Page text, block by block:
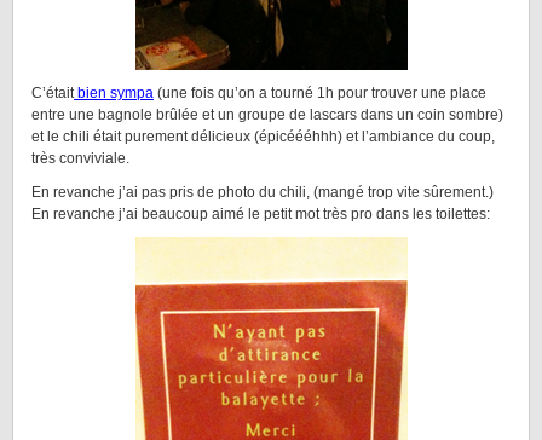
C’étaitbien sympa (une fois qu’on a tourné 1h pour trouver une place
entre une bagnole brûlée et un groupe de lascars dans un coin sombre)
et le chili était purement délicieux (épicéééhhh) et l’ambiance du coup,
très conviviale.
En revanche j’ai pas pris de photo du chili, (mangé trop vite sûrement.)
En revanche j’ai beaucoup aimé le petit mot très pro dans les toilettes: